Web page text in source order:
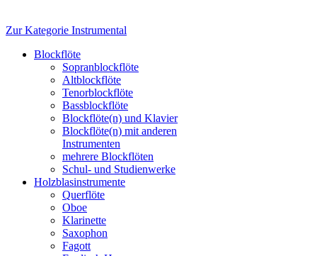
Zur Kategorie Instrumental
Blockflöte
Sopranblockflöte
Altblockflöte
Tenorblockflöte
Bassblockflöte
Blockflöte(n) und Klavier
Blockflöte(n) mit anderen
Instrumenten
mehrere Blockflöten
Schul- und Studienwerke
Holzblasinstrumente
Querflöte
Oboe
Klarinette
Saxophon
Fagott